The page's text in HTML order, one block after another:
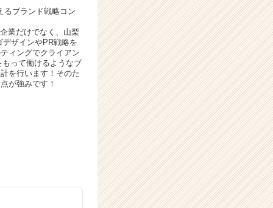
るブランド戦略コン
業だけでなく、山梨
ザインやPR戦略を
ィングでクライアン
って働けるようなブ
を行います！そのた
が強みです！